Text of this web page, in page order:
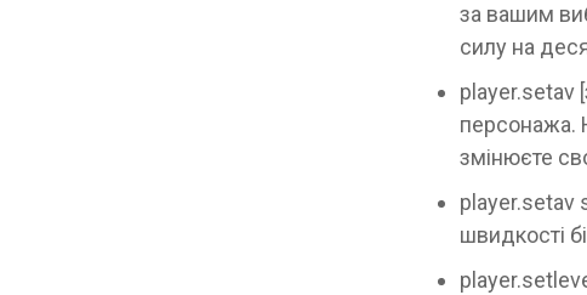
за вашим
силу на
player.setav
персонажа.
змінюєте
player.setav
швидкості